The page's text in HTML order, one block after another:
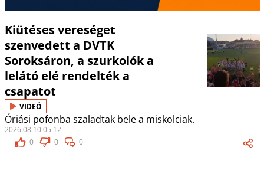
Kiütéses vereséget
szenvedett a DVTK
Soroksáron, a szurkolók a
lelátó elé rendelték a
csapatot
VIDEÓ
Óriási pofonba szaladtak bele a miskolciak.
2026.08.10 05:12
0
0 0